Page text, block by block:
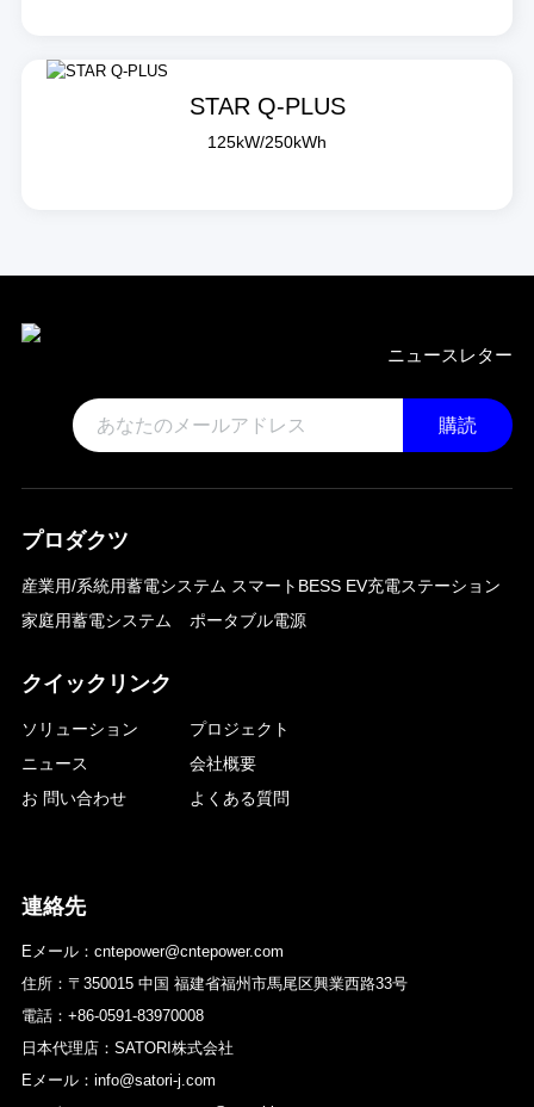
STAR Q-PLUS
125kW/250kWh
ニュースレター
購読
プロダクツ
産業用/系統用蓄電システム スマートBESS EV充電ステーション
家庭用蓄電システム
ポータブル電源
クイックリンク
ソリューション
プロジェクト
ニュース
会社概要
お 問い合わせ
よくある質問
連絡先
Eメール：cntepower@cntepower.com
住所：〒350015 中国 福建省福州市馬尾区興業西路33号
電話：+86-0591-83970008
日本代理店：SATORI株式会社
Eメール：info@satori-j.com